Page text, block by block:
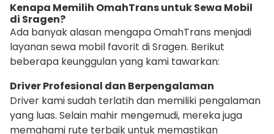
Kenapa Memilih OmahTrans untuk Sewa Mobil
di Sragen?
Ada banyak alasan mengapa OmahTrans menjadi
layanan sewa mobil favorit di Sragen. Berikut
beberapa keunggulan yang kami tawarkan:
Driver Profesional dan Berpengalaman
Driver kami sudah terlatih dan memiliki pengalaman
yang luas. Selain mahir mengemudi, mereka juga
memahami rute terbaik untuk memastikan